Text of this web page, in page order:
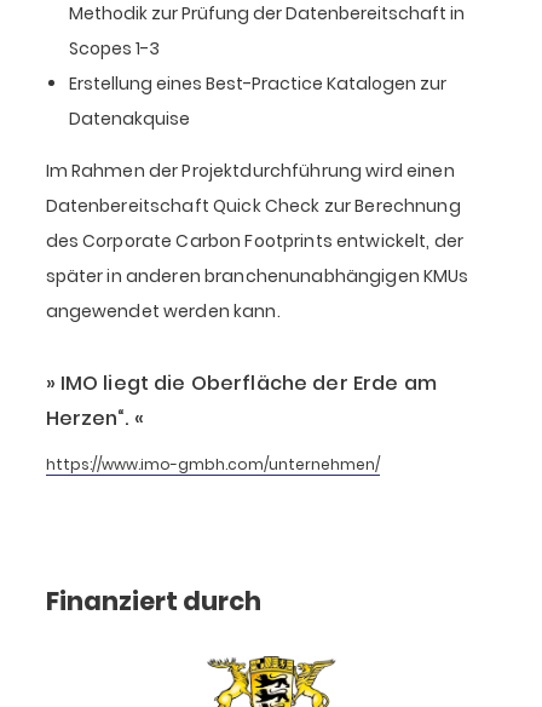
Methodik zur Prüfung der Datenbereitschaft in
Scopes 1-3
Erstellung eines Best-Practice Katalogen zur
Datenakquise
Im Rahmen der Projektdurchführung wird einen
Datenbereitschaft Quick Check zur Berechnung
des Corporate Carbon Footprints entwickelt, der
später in anderen branchenunabhängigen KMUs
angewendet werden kann.
IMO liegt die Oberfläche der Erde am
Herzen“.
https://www.imo-gmbh.com/unternehmen/
Finanziert durch